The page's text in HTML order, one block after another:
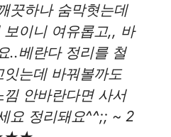
끗하나 숨막혓는데
이니 여유롭고,, 바
..베란다 정리를 철
는데 바꿔볼까도
안바란다면 사서
요 정리돼요^^;; ~ 2